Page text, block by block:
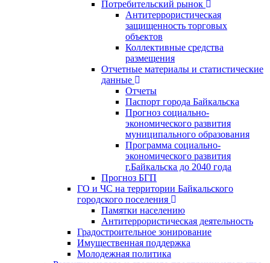
Потребительский рынок
Антитеррористическая
защищенность торговых
объектов
Коллективные средства
размещения
Отчетные материалы и статистические
данные
Отчеты
Паспорт города Байкальска
Прогноз социально-
экономического развития
муниципального образования
Программа социально-
экономического развития
г.Байкальска до 2040 года
Прогноз БГП
ГО и ЧС на территории Байкальского
городского поселения
Памятки населению
Антитеррористическая деятельность
Градостроительное зонирование
Имущественная поддержка
Молодежная политика